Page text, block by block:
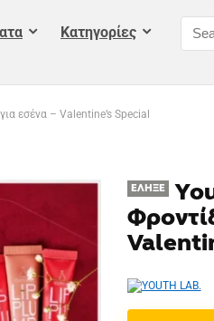
Kατηγορίες
εσένα – Valentine’s Special
ΈΛΗΞΕ